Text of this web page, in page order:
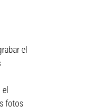
el
fotos